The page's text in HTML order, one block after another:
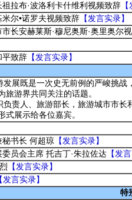
拉布·波洛利卡什维利视频致辞
尔•诺罗夫视频致辞 【发言实录】
长安赫莱斯·穆尼奥斯·奥里奥尔
平致辞 【发言实录】
展既是一次史无前例的严峻挑战
游界共同关注的话题。
责人、旅游部长，旅游城市市长
式展示给各位嘉宾。
书长 何超琼 【发言实录】
员会主席 托吉丁·朱拉佐达 【发
【发言实录】
【发言实录】
特